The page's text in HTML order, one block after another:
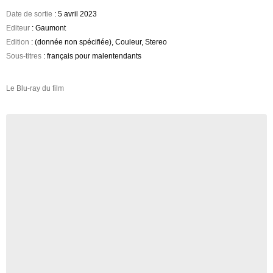
Date de sortie : 5 avril 2023
Editeur : Gaumont
Edition : (donnée non spécifiée), Couleur, Stereo
Sous-titres : français pour malentendants
Le Blu-ray du film